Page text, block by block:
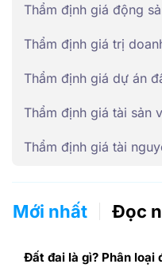
Thẩm định giá động
Thẩm định giá trị
Thẩm định giá dự án
Thẩm định giá tài sản
Thẩm định giá tài
Mới nhất Đọc
Đất đai là gì? Phân loại